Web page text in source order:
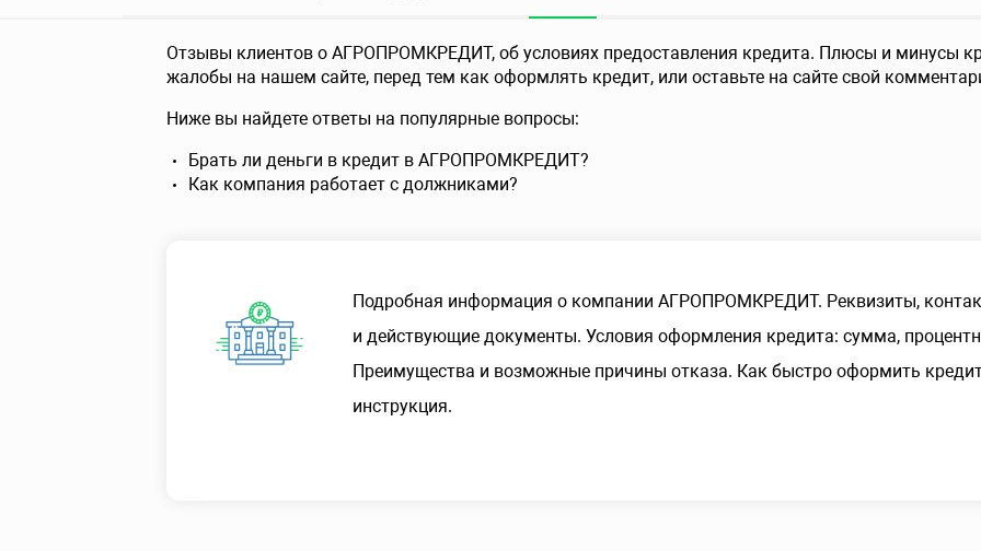
Отзывы клиентов о АГРОПРОМКРЕДИТ, об условиях предоставления кредита. Плюсы и минусы
жалобы на нашем сайте, перед тем как оформлять кредит, или оставьте на сайте свой
Ниже вы найдете ответы на популярные вопросы:
Брать ли деньги в кредит в АГРОПРОМКРЕДИТ?
Как компания работает с должниками?
Подробная информация о компании АГРОПРОМКРЕДИТ. Реквизиты,
и действующие документы. Условия оформления кредита: сумма,
Преимущества и возможные причины отказа. Как быстро оформить
инструкция.